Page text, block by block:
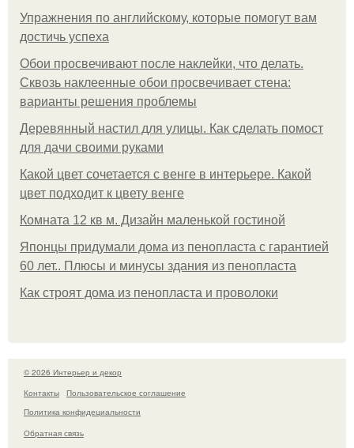
Упражнения по английскому, которые помогут вам
достичь успеха
Обои просвечивают после наклейки, что делать.
Сквозь наклеенные обои просвечивает стена:
варианты решения проблемы
Деревянный настил для улицы. Как сделать помост
для дачи своими руками
Какой цвет сочетается с венге в интерьере. Какой
цвет подходит к цвету венге
Комната 12 кв м. Дизайн маленькой гостиной
Японцы придумали дома из пенопласта с гарантией
60 лет.. Плюсы и минусы здания из пенопласта
Как строят дома из пенопласта и проволоки
© 2026 Интерьер и декор
Контакты
Пользовательское соглашение
Политика конфидециальности
Обратная связь